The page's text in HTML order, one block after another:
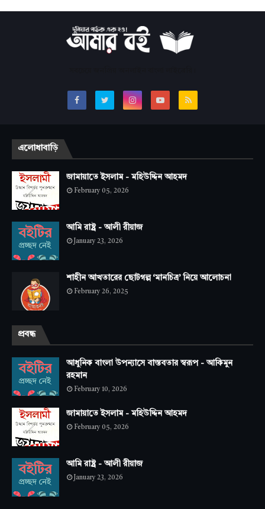
এলোধাবাড়ি
জামায়াতে ইসলাম - মহিউদ্দিন আহমদ
February 05, 2026
আমি রাষ্ট্র - আলী রীয়াজ
January 23, 2026
শাহীন আখতারের ছোটগল্প ‘মানচিত্র’ নিয়ে আলোচনা
February 26, 2025
প্রবন্ধ
আধুনিক বাংলা উপন্যাসে বাস্তবতার স্বরূপ - আকিমুন
রহমান
February 10, 2026
জামায়াতে ইসলাম - মহিউদ্দিন আহমদ
February 05, 2026
আমি রাষ্ট্র - আলী রীয়াজ
January 23, 2026